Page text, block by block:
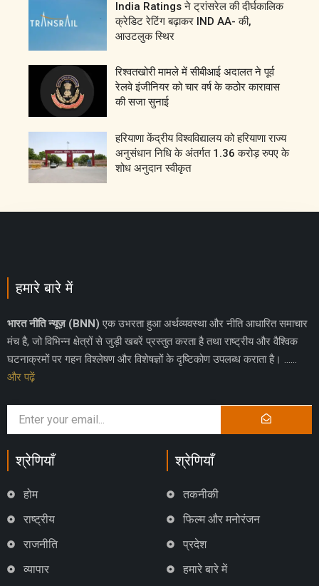
India Ratings ने ट्रांसरेल की दीर्घकालिक
क्रेडिट रेटिंग बढ़ाकर IND AA- की,
आउटलुक स्थिर
रिश्वतखोरी मामले में सीबीआई अदालत ने पूर्व
रेलवे इंजीनियर को चार वर्ष के कठोर कारावास
की सजा सुनाई
हरियाणा केंद्रीय विश्वविद्यालय को हरियाणा राज्य
अनुसंधान निधि के अंतर्गत 1.36 करोड़ रुपए के
शोध अनुदान स्वीकृत
हमारे बारे में
भारत नीति न्यूज़ (BNN) एक उभरता हुआ अर्थव्यवस्था और नीति आधारित समाचार
मंच है, जो विभिन्न क्षेत्रों से जुड़ी खबरें प्रस्तुत करता है तथा राष्ट्रीय और वैश्विक
घटनाक्रमों पर गहन विश्लेषण और विशेषज्ञों के दृष्टिकोण उपलब्ध कराता है। ……
और पढ़ें
श्रेणियाँ
होम
राष्ट्रीय
राजनीति
व्यापार
श्रेणियाँ
तकनीकी
फिल्म और मनोरंजन
प्रदेश
हमारे बारे में